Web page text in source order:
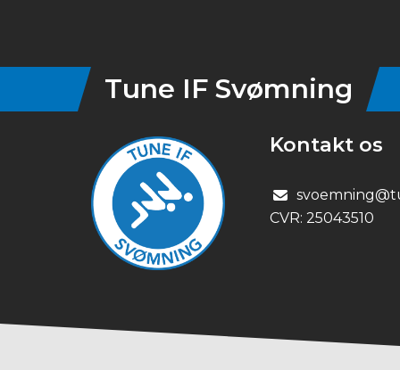
Tune IF Svømning
Kontakt os
CVR: 25043510